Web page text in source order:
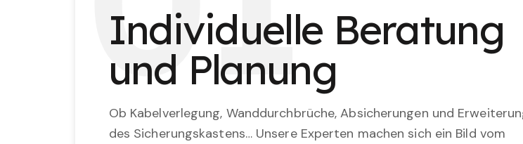
Individuelle Beratung
und Planung
Ob Kabelverlegung, Wanddurchbrüche, Absicherungen und
des Sicherungskastens… Unsere Experten machen sich ein Bild vom